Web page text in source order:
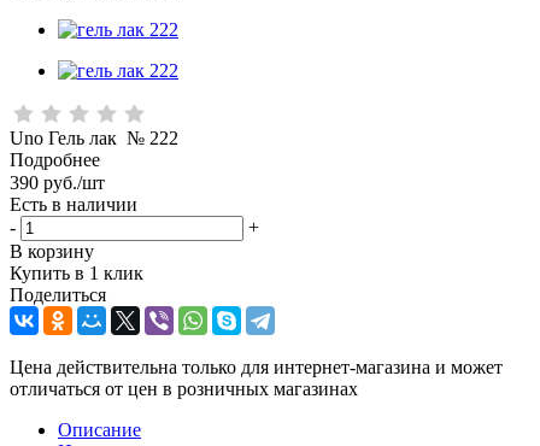
Uno Гель лак № 222
Подробнее
390 руб./шт
Есть в наличии
-
+
В корзину
Купить в 1 клик
Поделиться
Цена действительна только для интернет-магазина и может
отличаться от цен в розничных магазинах
Описание